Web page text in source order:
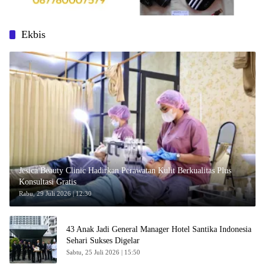
Ekbis
Jesica Beauty Clinic Hadirkan Perawatan Kulit Berkualitas Plus
Konsultasi Gratis
Rabu, 29 Juli 2026 | 12:30
43 Anak Jadi General Manager Hotel Santika Indonesia
Sehari Sukses Digelar
Sabtu, 25 Juli 2026 | 15:50